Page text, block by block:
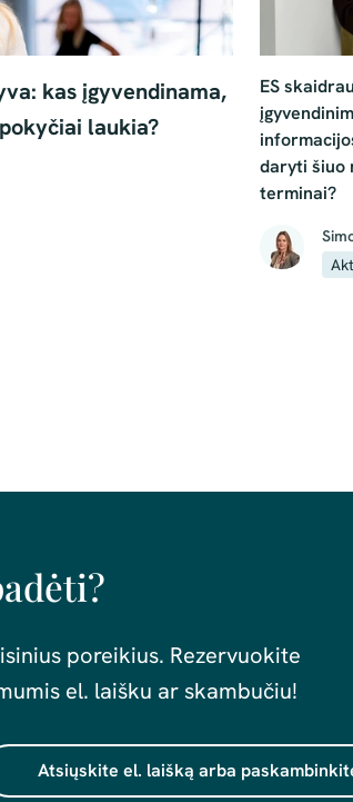
kas įgyvendinama,
laukia?
ES
daryti šiuo
terminai?
poreikius. Rezervuokite
el. laišku ar skambučiu!
Atsiųskite el. laišką arba